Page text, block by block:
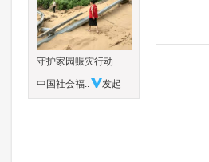
守护家园赈灾行动
中国社会福..
发起